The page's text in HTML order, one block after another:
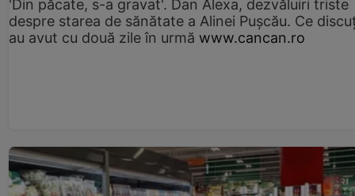
'Din păcate, s-a gravat'. Dan Alexa, dezvăluiri triste
despre starea de sănătate a Alinei Pușcău. Ce
au avut cu două zile în urmă www.cancan.ro